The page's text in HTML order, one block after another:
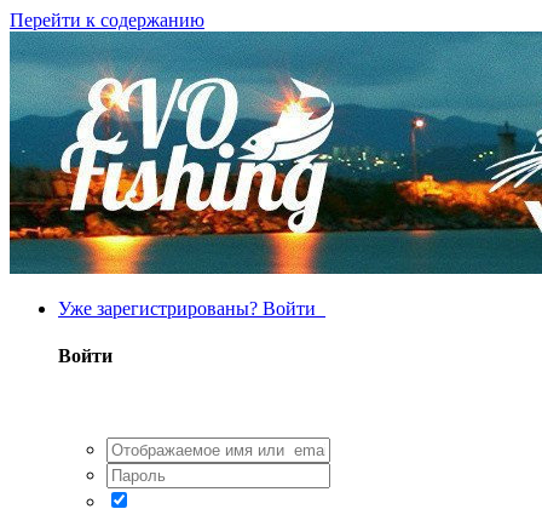
Перейти к содержанию
Уже зарегистрированы? Войти
Войти